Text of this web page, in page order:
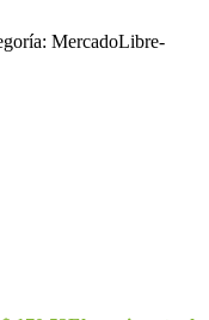
MercadoLibre-